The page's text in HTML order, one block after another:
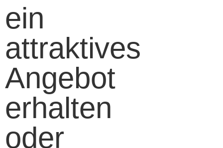
ein
attraktives
Angebot
erhalten
oder